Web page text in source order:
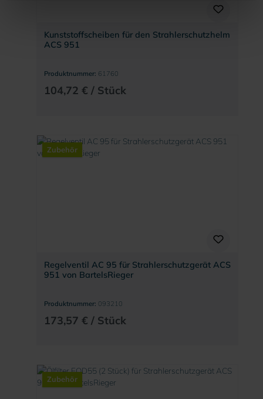
Kunststoffscheiben für den Strahlerschutzhelm
ACS 951
Produktnummer: 61760
104,72 € / Stück
Zubehör
Regelventil AC 95 für Strahlerschutzgerät ACS
951 von BartelsRieger
Produktnummer: 093210
173,57 € / Stück
Zubehör